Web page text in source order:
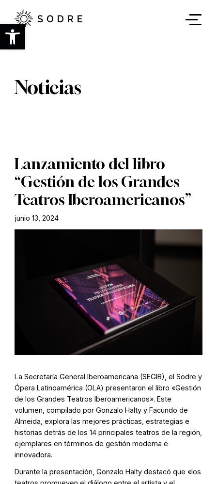
Abrir barra de herramientas
contenido
principal
Noticias
Lanzamiento del libro
“Gestión de los Grandes
Teatros Iberoamericanos”
junio 13, 2024
La Secretaría General Iberoamericana (SEGIB), el Sodre y
Ópera Latinoamérica (OLA) presentaron el libro «Gestión
de los Grandes Teatros Iberoamericanos». Este
volumen, compilado por Gonzalo Halty y Facundo de
Almeida, explora las mejores prácticas, estrategias e
historias detrás de los 14 principales teatros de la región,
ejemplares en términos de gestión moderna e
innovadora.
Durante la presentación, Gonzalo Halty destacó que «los